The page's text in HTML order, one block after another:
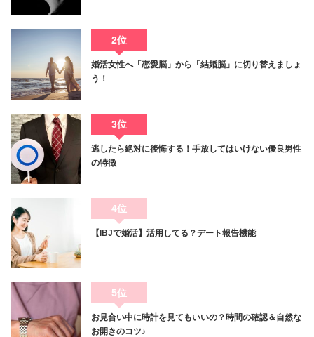
2位
婚活女性へ「恋愛脳」から「結婚脳」に切り替えましょ
う！
3位
逃したら絶対に後悔する！手放してはいけない優良男性
の特徴
4位
【IBJで婚活】活用してる？デート報告機能
5位
お見合い中に時計を見てもいいの？時間の確認＆自然な
お開きのコツ♪